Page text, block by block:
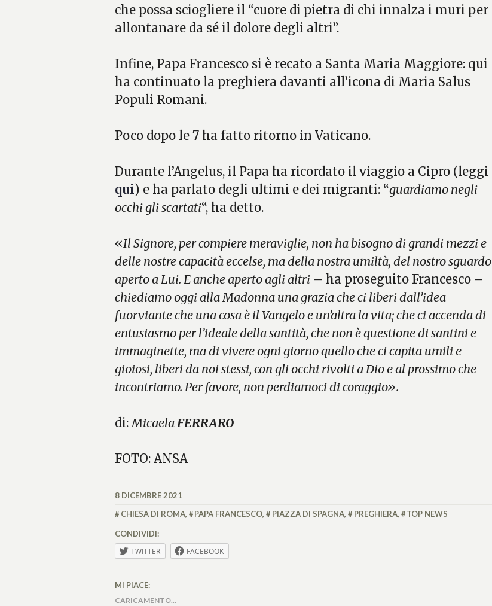
che possa sciogliere il “cuore di pietra di chi innalza i muri per
allontanare da sé il dolore degli altri”.
Infine, Papa Francesco si è recato a Santa Maria Maggiore: qui
ha continuato la preghiera davanti all’icona di Maria Salus
Populi Romani.
Poco dopo le 7 ha fatto ritorno in Vaticano.
Durante l’Angelus, il Papa ha ricordato il viaggio a Cipro (leggi
qui) e ha parlato degli ultimi e dei migranti: “guardiamo negli
occhi gli scartati“, ha detto.
«Il Signore, per compiere meraviglie, non ha bisogno di grandi mezzi e
delle nostre capacità eccelse, ma della nostra umiltà, del nostro sguardo
aperto a Lui. E anche aperto agli altri – ha proseguito Francesco –
chiediamo oggi alla Madonna una grazia che ci liberi dall’idea
fuorviante che una cosa è il Vangelo e un’altra la vita; che ci accenda di
entusiasmo per l’ideale della santità, che non è questione di santini e
immaginette, ma di vivere ogni giorno quello che ci capita umili e
gioiosi, liberi da noi stessi, con gli occhi rivolti a Dio e al prossimo che
incontriamo. Per favore, non perdiamoci di coraggio».
di: Micaela FERRARO
FOTO: ANSA
MICAELA
8 DICEMBRE 2021
CHIESA DI ROMA, PAPA FRANCESCO, PIAZZA DI SPAGNA, PREGHIERA, TOP NEWS
CONDIVIDI:
TWITTER FACEBOOK
MI PIACE:
CARICAMENTO...